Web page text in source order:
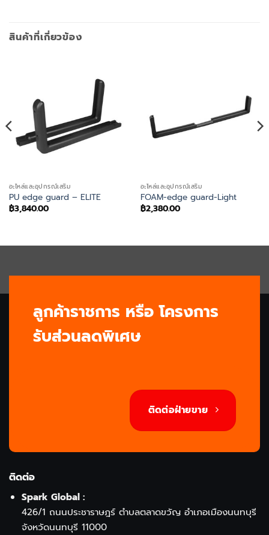
สินค้าที่เกี่ยวข้อง
อะไหล่และอุปกรณ์เสริม
PU edge guard – ELITE
฿3,840.00
อะไหล่และอุปกรณ์เสริม
FOAM-edge guard-Light
฿2,380.00
ลูกค้าราชการ หรือ โครงการ
รับส่วนลดพิเศษ
ติดต่อฝ่ายขาย
ติดต่อ
Spark Global :
426/1 ถนนประชาราษฎร์ ตำบลตลาดขวัญ อำเภอเมืองนนทบุรี
จังหวัดนนทบุรี 11000